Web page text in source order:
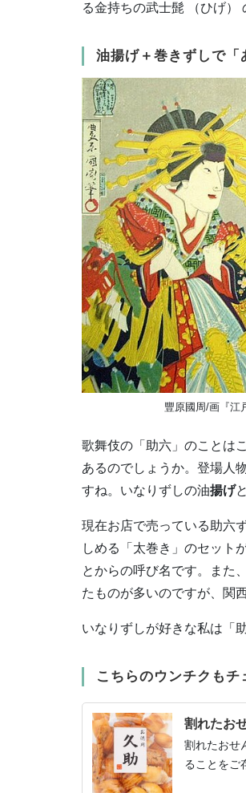
る金持ちの武士髭 （ひげ）
油揚げ＋巻きずしで「
豐原國周/画『江
歌舞伎の「助六」のことは
あるのでしょうか。登場人
すね。いなりずしの油揚げ
現在お店で売っている助六
しめる「太巻き」のセット
とからの呼び名です。また
たものが多いのですが、関
いなりずしが好きな私は「
こちらのウンチクもチ
割れたお
割れたおせ
ることをご